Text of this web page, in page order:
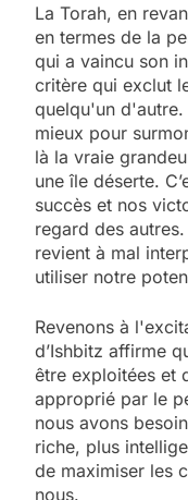
La Torah, en
en termes de la
qui a vaincu son
critère qui exclut
quelqu'un
mieux pour
là la vraie
une île déserte.
succès et nos
regard des
revient à mal
utiliser notre
Revenons à
d’Ishbitz affirme
être exploitées et
approprié par le
nous avons
riche, plus
de maximiser les
nous.